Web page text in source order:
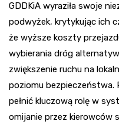
GDDKiA wyraziła swoje
podwyżek, krytykując ich
że wyższe koszty
wybierania dróg
zwiększenie ruchu na
poziomu bezpieczeństwa.
pełnić kluczową rolę w
omijanie przez kierowców